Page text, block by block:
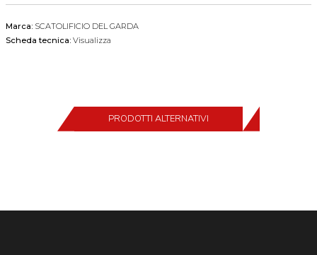
Marca: SCATOLIFICIO DEL GARDA
Scheda tecnica: Visualizza
PRODOTTI ALTERNATIVI